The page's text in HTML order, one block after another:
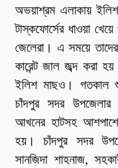
অভয়াশ্রম এলাকায়
টাস্কফোর্সের ধাওয়া
জেলেরা। এ সময়ে
কারেন্ট জাল জব্দ করা
ইলিশ মাছও। গতকাল
চাঁদপুর সদর উপজেলার
আখনের হাটসহ
হয়। চাঁদপুর সদর
সানজিদা শাহনাজ,